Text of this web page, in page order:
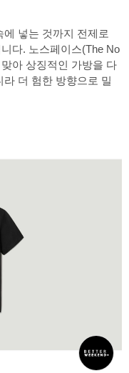
넣는 것까지 전제로
다. 노스페이스(The No
아 상징적인 가방을 다
더 험한 방향으로 밀